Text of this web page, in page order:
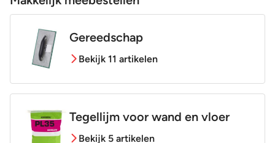
Gereedschap
Bekijk 11 artikelen
Tegellijm voor wand en vloer
Bekijk 5 artikelen